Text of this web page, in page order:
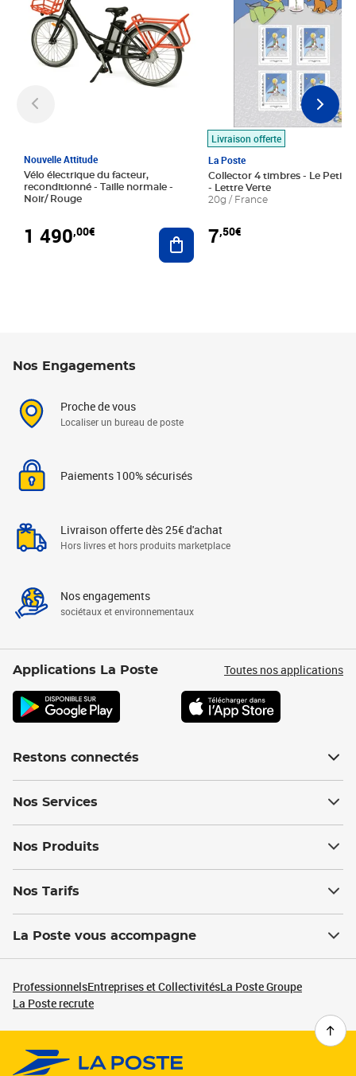
Nouvelle Attitude
Vélo électrique du facteur,
reconditionné - Taille normale -
Noir/ Rouge
1 490,00€ Ajouter au panier
Livraison offerte
La Poste
Collector 4 timbres - Le Petit
- Lettre Verte
20g / France
7,50€
Nos Engagements
Proche de vous
Localiser un bureau de poste
Paiements 100% sécurisés
Livraison offerte dès 25€ d'achat
Hors livres et hors produits marketplace
Nos engagements
sociétaux et environnementaux
Applications La Poste Toutes nos applications
Restons connectés
Nos Services
Nos Produits
Nos Tarifs
La Poste vous accompagne
ProfessionnelsEntreprises et CollectivitésLa Poste Groupe
La Poste recrute